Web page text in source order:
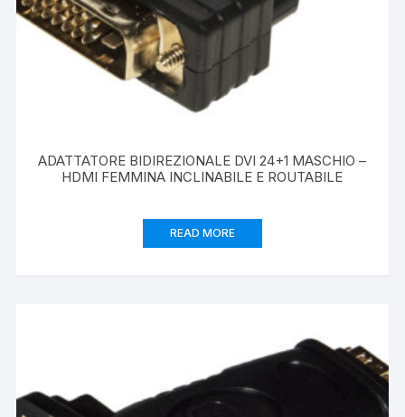
ADATTATORE BIDIREZIONALE DVI 24+1 MASCHIO –
HDMI FEMMINA INCLINABILE E ROUTABILE
READ MORE